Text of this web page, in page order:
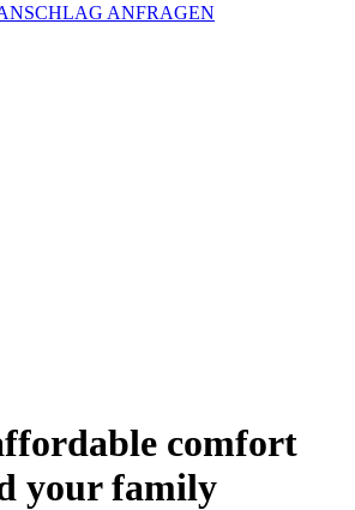
ANFRAGEN
comfort
your family